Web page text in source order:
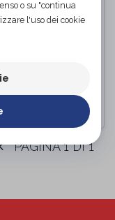
PAGINA 1 DI 1
o su "continua
l'uso dei cookie